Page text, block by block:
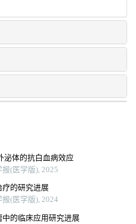
泌体的抗白血病效应
(医学版), 2025
的研究进展
(医学版), 2024
的临床应用研究进展